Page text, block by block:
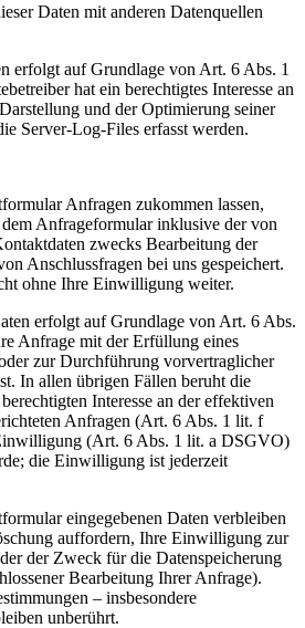
Daten mit anderen Datenquellen
erfolgt auf Grundlage von Art. 6 Abs. 1
hat ein berechtigtes Interesse an
und der Optimierung seiner
Server-Log-Files erfasst werden.
Anfragen zukommen lassen,
Anfrageformular inklusive der von
zwecks Bearbeitung der
Anschlussfragen bei uns gespeichert.
ohne Ihre Einwilligung weiter.
erfolgt auf Grundlage von Art. 6 Abs.
Anfrage mit der Erfüllung eines
zur Durchführung vorvertraglicher
In allen übrigen Fällen beruht die
Interesse an der effektiven
Anfragen (Art. 6 Abs. 1 lit. f
(Art. 6 Abs. 1 lit. a DSGVO)
die Einwilligung ist jederzeit
eingegebenen Daten verbleiben
auffordern, Ihre Einwilligung zur
der Zweck für die Datenspeicherung
Bearbeitung Ihrer Anfrage).
– insbesondere
unberührt.